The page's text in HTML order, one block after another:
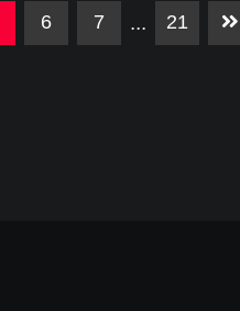
6 7 ... 21